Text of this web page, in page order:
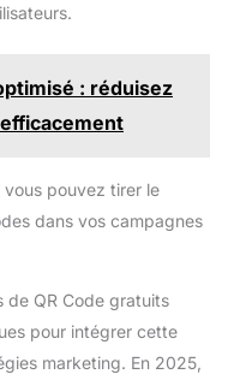
: réduisez
vous pouvez tirer le
dans vos campagnes
de QR Code gratuits
pour intégrer cette
marketing. En 2025,